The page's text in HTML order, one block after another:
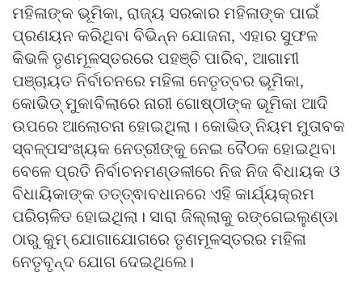
ମହିଳାଙ୍କ ଭୂମିକା, ରାଜ୍ୟ ସରକାର ମହିଳାଙ୍କ ପାଇଁ
ପ୍ରଣୟନ କରିଥିବା ବିଭିନ୍ନ ଯୋଜନା, ଏହାର ସୁଫଳ
କିଭଳି ତୃଣମୂଳସ୍ତରରେ ପହଞ୍ଚି ପାରିବ, ଆଗାମୀ
ପଞ୍ଚାୟତ ନିର୍ବାଚନରେ ମହିଳା ନେତୃତ୍ବର ଭୂମିକା,
କୋଭିଡ୍ ମୁକାବିଲାରେ ନାରୀ ଗୋଷ୍ଠୀଙ୍କ ଭୂମିକା ଆଦି
ଉପରେ ଆଲୋଚନା ହୋଇଥିଲା। କୋଭିଡ୍ ନିୟମ ମୁତାବକ
ସ୍ବଳ୍ପସଂଖ୍ୟକ ନେତ୍ରୀଙ୍କୁ ନେଇ ବୈଠକ ହୋଇଥିବା
ବେଳେ ପ୍ରତି ନିର୍ବାଚନମଣ୍ଡଳୀରେ ନିଜ ନିଜ ବିଧାୟକ ଓ
ବିଧାୟିକାଙ୍କ ତତ୍ତ୍ଵାବଧାନରେ ଏହି କାର୍ଯ୍ୟକ୍ରମ
ପରିଚାଳିତ ହୋଇଥିଲା। ସାରା ଜିଲ୍ଲାକୁ ରଙ୍ଗେଇଲୁଣ୍ଡା
ଠାରୁ କୁମ୍ ଯୋଗାଯୋଗରେ ତୃଣମୂଳସ୍ତରର ମହିଳା
ନେତୃବୃନ୍ଦ ଯୋଗ ଦେଇଥିଲେ।